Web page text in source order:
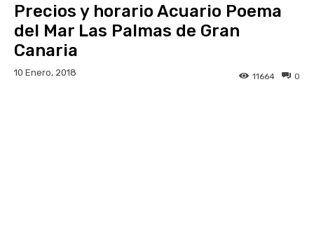
Precios y horario Acuario Poema
del Mar Las Palmas de Gran
Canaria
10 Enero, 2018 0
11664